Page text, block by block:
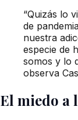
“Quizás lo
de
nuestra
especie de
somos y lo
observa
El miedo a